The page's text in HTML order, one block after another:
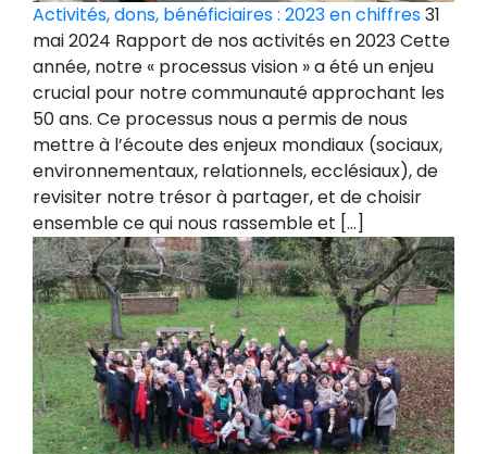
Activités, dons, bénéficiaires : 2023 en chiffres31
mai 2024 Rapport de nos activités en 2023 Cette
année, notre « processus vision » a été un enjeu
crucial pour notre communauté approchant les
50 ans. Ce processus nous a permis de nous
mettre à l’écoute des enjeux mondiaux (sociaux,
environnementaux, relationnels, ecclésiaux), de
revisiter notre trésor à partager, et de choisir
ensemble ce qui nous rassemble et […]